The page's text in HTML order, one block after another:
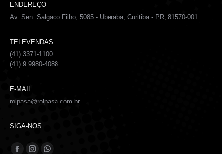
ENDEREÇO
Av. Sen. Salgado Filho, 5085 - Uberaba, Curitiba - PR, 81570-001
TELEVENDAS
(41) 3371-1100
(41) 9 9980-4088
E-MAIL
rolpasa@rolpasa.com.br
SIGA-NOS
Encontre-nos em: